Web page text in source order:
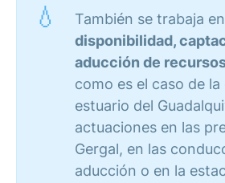
También se trabaja
disponibilidad,
aducción de
como es el caso de
estuario del
actuaciones en las
Gergal, en las
aducción o en la